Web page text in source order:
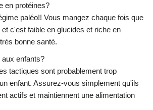
en protéines?
paléo!! Vous mangez chaque fois que
c'est faible en glucides et riche en
bonne santé.
enfants?
tactiques sont probablement trop
enfant. Assurez-vous simplement qu'ils
actifs et maintiennent une alimentation